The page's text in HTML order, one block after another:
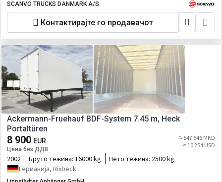
SCANVO TRUCKS DANMARK A/S
Контактирајте го продавачот
Ackermann-Fruehauf BDF-System 7.45 m, Heck
Portaltüren
8 900 EUR
Цена без ДДВ
≈ 547 546 MKD
≈ 10 254 USD
2002 Бруто тежина: 16000 kg Нето тежина: 2500 kg
Германија, Rixbeck